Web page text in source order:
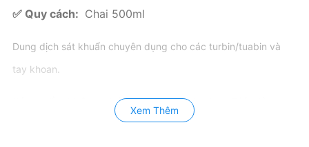
✅ Quy cách: Chai 500ml
Dung dịch sát khuẩn chuyên dụng cho các turbin/tuabin và
tay khoan.
Sản phẩm không chứa cồn và aldehydes. Giúp làm
sạch protein và khử khuẩn các dụng cụ có ống, lỗ
Xem Thêm